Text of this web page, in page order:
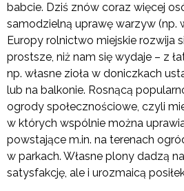
babcie. Dziś znów coraz więcej
samodzielną uprawę warzyw (np.
Europy rolnictwo miejskie rozwija
prostsze, niż nam się wydaje – z
np. własne zioła w doniczkach
lub na balkonie. Rosnącą
ogrody społecznościowe, czyli
w których wspólnie można
powstające m.in. na terenach
w parkach. Własne plony dadzą
satysfakcję, ale i urozmaicą